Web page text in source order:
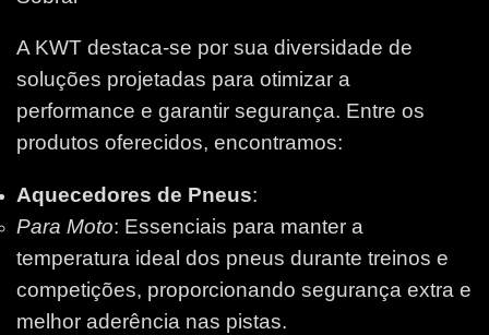
A KWT destaca-se por sua diversidade de
soluções projetadas para otimizar a
performance e garantir segurança. Entre os
produtos oferecidos, encontramos:
Aquecedores de Pneus:
Para Moto: Essenciais para manter a
temperatura ideal dos pneus durante treinos e
competições, proporcionando segurança extra e
melhor aderência nas pistas.